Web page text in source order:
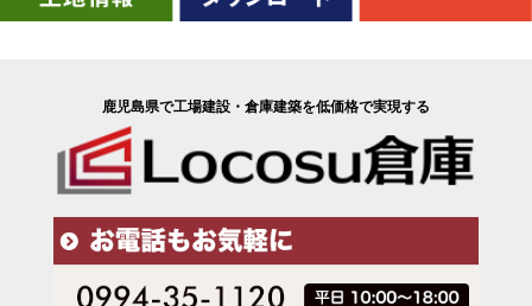
鹿児島県で工場建設・倉庫建築を低価格で実現する